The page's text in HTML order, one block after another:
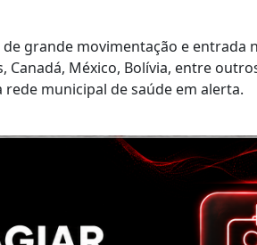
grande movimentação e
Canadá, México, Bolívia, entre
municipal de saúde em alerta.